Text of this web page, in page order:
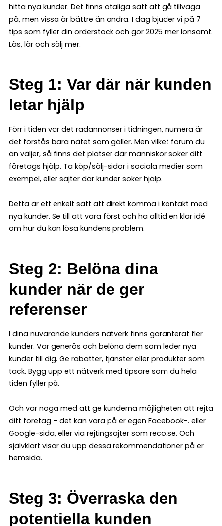
hitta nya kunder. Det finns otaliga sätt att gå tillväga
på, men vissa är bättre än andra. I dag bjuder vi på 7
tips som fyller din orderstock och gör 2025 mer lönsamt.
Läs, lär och sälj mer.
Steg 1: Var där när kunden
letar hjälp
Förr i tiden var det radannonser i tidningen, numera är
det förstås bara nätet som gäller. Men vilket forum du
än väljer, så finns det platser där människor söker ditt
företags hjälp. Ta köp/sälj-sidor i sociala medier som
exempel, eller sajter där kunder söker hjälp.
Detta är ett enkelt sätt att direkt komma i kontakt med
nya kunder. Se till att vara först och ha alltid en klar idé
om hur du kan lösa kundens problem.
Steg 2: Belöna dina
kunder när de ger
referenser
I dina nuvarande kunders nätverk finns garanterat fler
kunder. Var generös och belöna dem som leder nya
kunder till dig. Ge rabatter, tjänster eller produkter som
tack. Bygg upp ett nätverk med tipsare som du hela
tiden fyller på.
Och var noga med att ge kunderna möjligheten att rejta
ditt företag – det kan vara på er egen Facebook-. eller
Google-sida, eller via rejtingsajter som reco.se. Och
självklart visar du upp dessa rekommendationer på er
hemsida.
Steg 3: Överraska den
potentiella kunden